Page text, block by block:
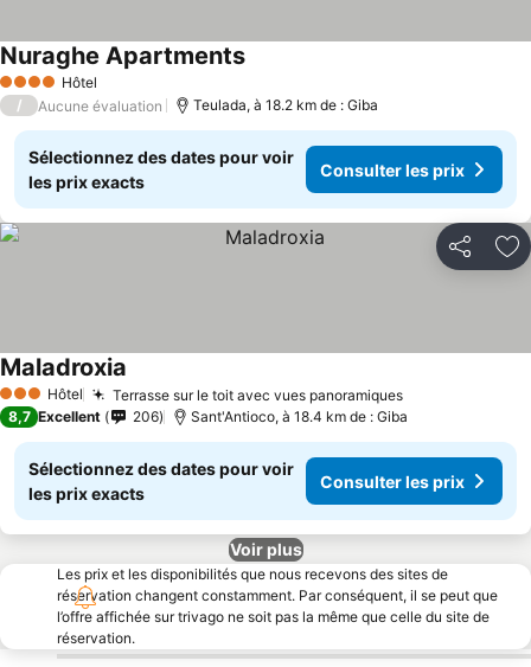
4 Étoiles Hôtel
Nuraghe ApartmentsConsulter les prix
/ Aucune évaluation Teulada, à 18.2 km de : Giba
Sélectionnez des dates pour voir
les prix exacts
Consulter les prix
Partager
3 ÉtoilesHôtel Terrasse sur le toit avec vues panoramiquesConsulter les
Maladroxia
8,7 Excellent 206 Sant'Antioco, à 18.4 km de : Giba
Sélectionnez des dates pour voir
les prix exacts
Consulter les prix
Voir plus
Les prix et les disponibilités que nous recevons des sites de
réservation changent constamment. Par conséquent, il se peut que
l’offre affichée sur trivago ne soit pas la même que celle du site de
réservation.